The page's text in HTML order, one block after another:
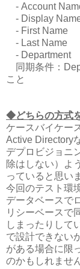
- Account
- Display
- First Name
- Last Name
- Department
同期条件：
こと
◆どちらの方式
ケースバイケー
Active Directory
デプロビジョニ
除はしない）よ
っていると思い
今回のテスト環
データベースで
リシーベースで
しまったりして
で設計できない
がある場合に限
のかもしれませ